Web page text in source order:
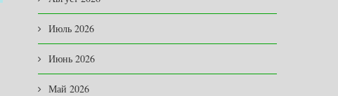
Июль 2026
Июнь 2026
Май 2026